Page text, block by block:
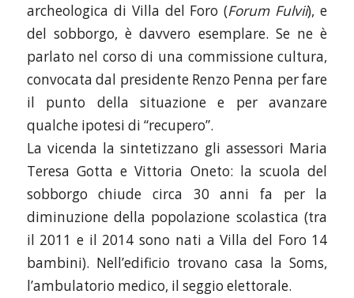
archeologica di Villa del Foro (Forum Fulvii), e
del sobborgo, è davvero esemplare. Se ne è
parlato nel corso di una commissione cultura,
convocata dal presidente Renzo Penna per fare
il punto della situazione e per avanzare
qualche ipotesi di “recupero”.
La vicenda la sintetizzano gli assessori Maria
Teresa Gotta e Vittoria Oneto: la scuola del
sobborgo chiude circa 30 anni fa per la
diminuzione della popolazione scolastica (tra
il 2011 e il 2014 sono nati a Villa del Foro 14
bambini). Nell’edificio trovano casa la Soms,
l’ambulatorio medico, il seggio elettorale.